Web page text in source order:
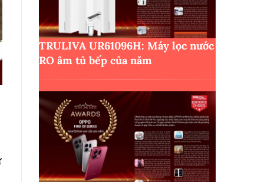
TRULIVA UR61096H: Máy lọc nước
RO âm tủ bếp của năm